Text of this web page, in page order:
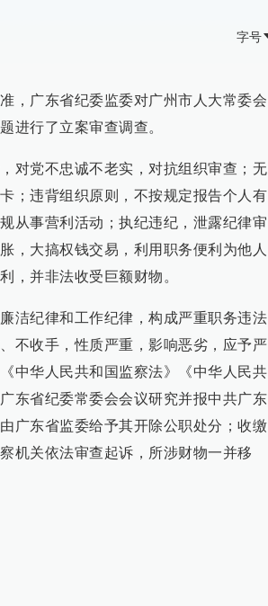
字号
，广东省纪委监委对广州市人大常委会
进行了立案审查调查。
对党不忠诚不老实，对抗组织审查；无
；违背组织原则，不按规定报告个人有
从事营利活动；执纪违纪，泄露纪律审
，大搞权钱交易，利用职务便利为他人
，并非法收受巨额财物。
洁纪律和工作纪律，构成严重职务违法
不收手，性质严重，影响恶劣，应予严
中华人民共和国监察法》《中华人民共
东省纪委常委会会议研究并报中共广东
广东省监委给予其开除公职处分；收缴
机关依法审查起诉，所涉财物一并移